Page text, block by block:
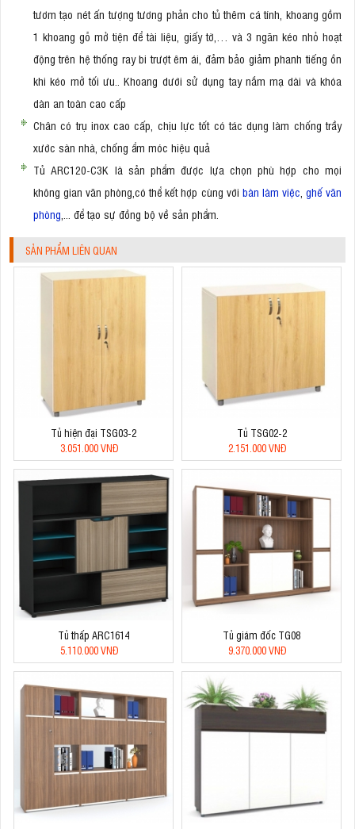
tươm tạo nét ấn tượng tương phản cho tủ thêm cá tính, khoang gồm
1 khoang gỗ mở tiện để tài liệu, giấy tờ,… và 3 ngăn kéo nhỏ hoạt
động trên hệ thống ray bi trượt êm ái, đảm bảo giảm phanh tiếng ồn
khi kéo mở tối ưu.. Khoang dưới sử dụng tay nắm mạ dài và khóa
dàn an toàn cao cấp
Chân có trụ inox cao cấp, chịu lực tốt có tác dụng làm chống trầy
xước sàn nhà, chống ẩm móc hiệu quả
Tủ ARC120-C3K là sản phẩm được lựa chọn phù hợp cho mọi
không gian văn phòng,có thể kết hợp cùng với bàn làm việc ghế văn
phòng ,... để tạo sự đồng bộ về sản phẩm.
SẢN PHẨM LIÊN QUAN
Tủ hiện đại TSG03-2
3.051.000 VNĐ
Tủ TSG02-2
2.151.000 VNĐ
Tủ thấp ARC1614
5.110.000 VNĐ
Tủ giám đốc TG08
9.370.000 VNĐ